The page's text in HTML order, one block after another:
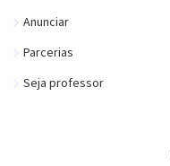
Anunciar
Parcerias
Seja professor